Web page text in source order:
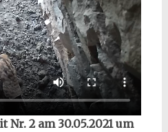
2 am 30.05.2021 um